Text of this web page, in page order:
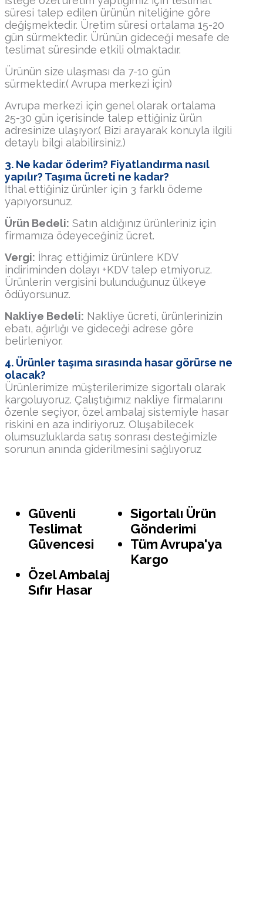
süresi talep edilen ürünün niteliğine göre
değişmektedir. Üretim süresi ortalama 15-20
gün sürmektedir. Ürünün gideceği mesafe de
teslimat süresinde etkili olmaktadır.
Ürünün size ulaşması da 7-10 gün
sürmektedir.( Avrupa merkezi için)
Avrupa merkezi için genel olarak ortalama
25-30 gün içerisinde talep ettiğiniz ürün
adresinize ulaşıyor.( Bizi arayarak konuyla ilgili
detaylı bilgi alabilirsiniz.)
3. Ne kadar öderim? Fiyatlandırma nasıl
yapılır? Taşıma ücreti ne kadar?
İthal ettiğiniz ürünler için 3 farklı ödeme
yapıyorsunuz.
Ürün Bedeli: Satın aldığınız ürünleriniz için
firmamıza ödeyeceğiniz ücret.
Vergi: İhraç ettiğimiz ürünlere KDV
indiriminden dolayı +KDV talep etmiyoruz.
Ürünlerin vergisini bulunduğunuz ülkeye
ödüyorsunuz.
Nakliye Bedeli: Nakliye ücreti, ürünlerinizin
ebatı, ağırlığı ve gideceği adrese göre
belirleniyor.
4. Ürünler taşıma sırasında hasar görürse ne
olacak?
Ürünlerimize müşterilerimize sigortalı olarak
kargoluyoruz. Çalıştığımız nakliye firmalarını
özenle seçiyor, özel ambalaj sistemiyle hasar
riskini en aza indiriyoruz. Oluşabilecek
olumsuzluklarda satış sonrası desteğimizle
sorunun anında giderilmesini sağlıyoruz
Güvenli
Teslimat
Güvencesi
Sigortalı Ürün
Gönderimi
Tüm Avrupa'ya
Kargo
Özel Ambalaj
Sıfır Hasar